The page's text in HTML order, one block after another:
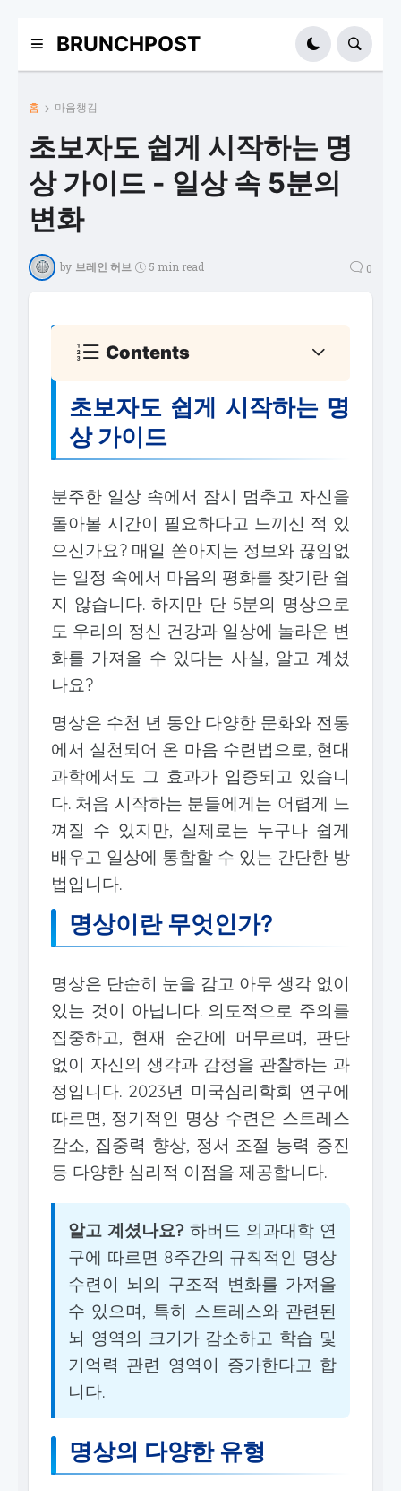
BRUNCHPOST
홈 마음챙김
초보자도 쉽게 시작하는 명
상 가이드 - 일상 속 5분의
변화
by 브레인 허브 5 min read 0
Contents
초보자도 쉽게 시작하는 명
상 가이드
분주한 일상 속에서 잠시 멈추고 자신을
돌아볼 시간이 필요하다고 느끼신 적 있
으신가요? 매일 쏟아지는 정보와 끊임없
는 일정 속에서 마음의 평화를 찾기란 쉽
지 않습니다. 하지만 단 5분의 명상으로
도 우리의 정신 건강과 일상에 놀라운 변
화를 가져올 수 있다는 사실, 알고 계셨
나요?
명상은 수천 년 동안 다양한 문화와 전통
에서 실천되어 온 마음 수련법으로, 현대
과학에서도 그 효과가 입증되고 있습니
다. 처음 시작하는 분들에게는 어렵게 느
껴질 수 있지만, 실제로는 누구나 쉽게
배우고 일상에 통합할 수 있는 간단한 방
법입니다.
명상이란 무엇인가?
명상은 단순히 눈을 감고 아무 생각 없이
있는 것이 아닙니다. 의도적으로 주의를
집중하고, 현재 순간에 머무르며, 판단
없이 자신의 생각과 감정을 관찰하는 과
정입니다. 2023년 미국심리학회 연구에
따르면, 정기적인 명상 수련은 스트레스
감소, 집중력 향상, 정서 조절 능력 증진
등 다양한 심리적 이점을 제공합니다.
알고 계셨나요?하버드 의과대학 연
구에 따르면 8주간의 규칙적인 명상
수련이 뇌의 구조적 변화를 가져올
수 있으며, 특히 스트레스와 관련된
뇌 영역의 크기가 감소하고 학습 및
기억력 관련 영역이 증가한다고 합
니다.
명상의 다양한 유형